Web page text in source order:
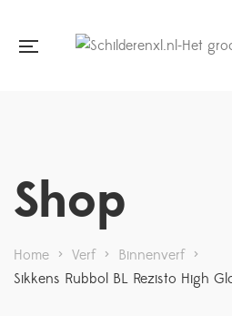
Shop
Home > Verf > Binnenverf >
Sikkens Rubbol BL Rezisto High